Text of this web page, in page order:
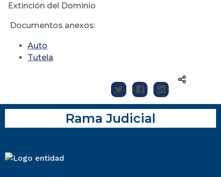
Extinción del Dominio
Documentos anexos:
Auto
Tutela
Rama Judicial